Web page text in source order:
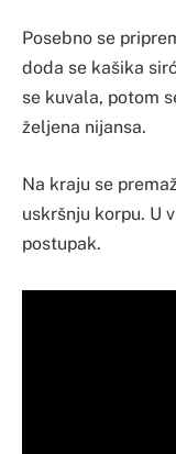
Posebno se
doda se kašika
se kuvala, potom
željena nijansa.
Na kraju se
uskršnju korpu. U
postupak.